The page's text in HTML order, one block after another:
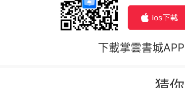
下載掌雲書城